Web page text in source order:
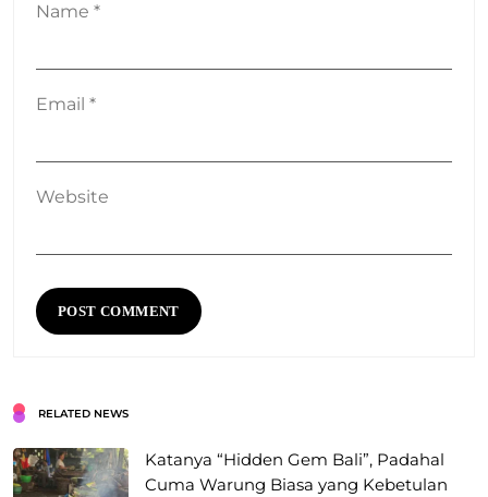
Name *
Email *
Website
RELATED NEWS
Katanya “Hidden Gem Bali”, Padahal
Cuma Warung Biasa yang Kebetulan